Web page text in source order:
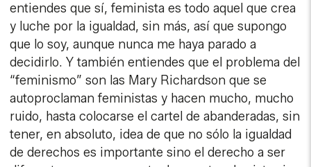
entiendes que sí, feminista es todo aquel que crea
y luche por la igualdad, sin más, así que supongo
que lo soy, aunque nunca me haya parado a
decidirlo. Y también entiendes que el problema del
“feminismo” son las Mary Richardson que se
autoproclaman feministas y hacen mucho, mucho
ruido, hasta colocarse el cartel de abanderadas, sin
tener, en absoluto, idea de que no sólo la igualdad
de derechos es importante sino el derecho a ser